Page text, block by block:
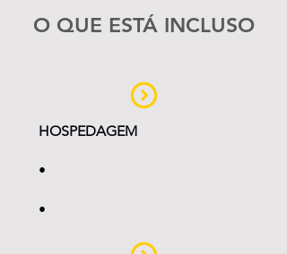
O QUE ESTÁ INCLUSO
HOSPEDAGEM
•
•